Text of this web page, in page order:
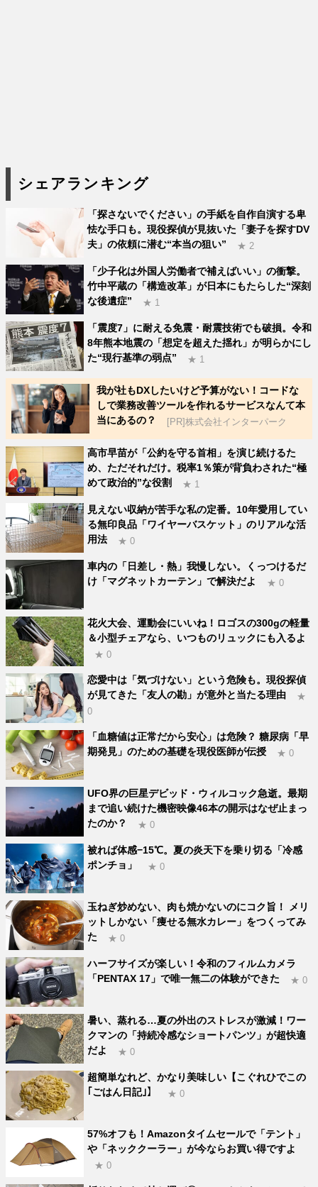
シェアランキング
「探さないでください」の手紙を自作自演する卑
怯な手口も。現役探偵が見抜いた「妻子を探すDV
夫」の依頼に潜む“本当の狙い”
★ 2
「少子化は外国人労働者で補えばいい」の衝撃。
竹中平蔵の「構造改革」が日本にもたらした“深刻
な後遺症”
★ 1
「震度7」に耐える免震・耐震技術でも破損。令和
8年熊本地震の「想定を超えた揺れ」が明らかにし
た“現行基準の弱点”
★ 1
我が社もDXしたいけど予算がない！コードな
しで業務改善ツールを作れるサービスなんて本
当にあるの？
[PR]株式会社インターパーク
高市早苗が「公約を守る首相」を演じ続けるた
め、ただそれだけ。税率1％策が背負わされた“極
めて政治的”な役割
★ 1
見えない収納が苦手な私の定番。10年愛用してい
る無印良品「ワイヤーバスケット」のリアルな活
用法
★ 0
車内の「日差し・熱」我慢しない。くっつけるだ
け「マグネットカーテン」で解決だよ
★ 0
花火大会、運動会にいいね！ロゴスの300gの軽量
＆小型チェアなら、いつものリュックにも入るよ
★ 0
恋愛中は「気づけない」という危険も。現役探偵
が見てきた「友人の勘」が意外と当たる理由
★
0
「血糖値は正常だから安心」は危険？ 糖尿病「早
期発見」のための基礎を現役医師が伝授
★ 0
UFO界の巨星デビッド・ウィルコック急逝。最期
まで追い続けた機密映像46本の開示はなぜ止まっ
たのか？
★ 0
被れば体感−15℃。夏の炎天下を乗り切る「冷感
ポンチョ」
★ 0
玉ねぎ炒めない、肉も焼かないのにコク旨！ メリ
ットしかない「痩せる無水カレー」をつくってみ
た
★ 0
ハーフサイズが楽しい！令和のフィルムカメラ
「PENTAX 17」で唯一無二の体験ができた
★ 0
暑い、蒸れる…夏の外出のストレスが激減！ワー
クマンの「持続冷感なショートパンツ」が超快適
だよ
★ 0
超簡単なれど、かなり美味しい【こぐれひでこの
｢ごはん日記｣】
★ 0
57%オフも！Amazonタイムセールで「テント」
や「ネッククーラー」が今ならお買い得ですよ
★ 0